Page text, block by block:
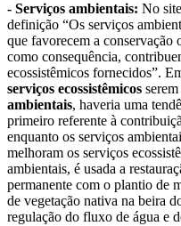
- Serviços ambientais: No
definição “Os serviços
que favorecem a conservação
como consequência,
ecossistêmicos fornecidos”.
serviços ecossistêmicos
ambientais, haveria uma
primeiro referente à
enquanto os serviços
melhoram os serviços
ambientais, é usada a
permanente com o plantio de
de vegetação nativa na beira
regulação do fluxo de água e